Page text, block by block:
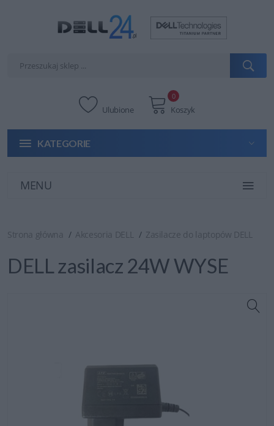
Ulubione Koszyk
0
KATEGORIE
MENU
Strona główna Akcesoria DELL Zasilacze do laptopów DELL
DELL zasilacz 24W WYSE